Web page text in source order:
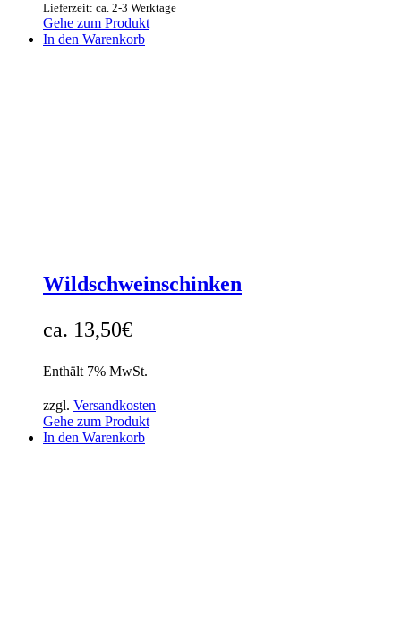
Lieferzeit: ca. 2-3 Werktage
Gehe zum Produkt
In den Warenkorb
Wildschweinschinken
13,50€
Enthält 7% MwSt.
zzgl. Versandkosten
Gehe zum Produkt
In den Warenkorb